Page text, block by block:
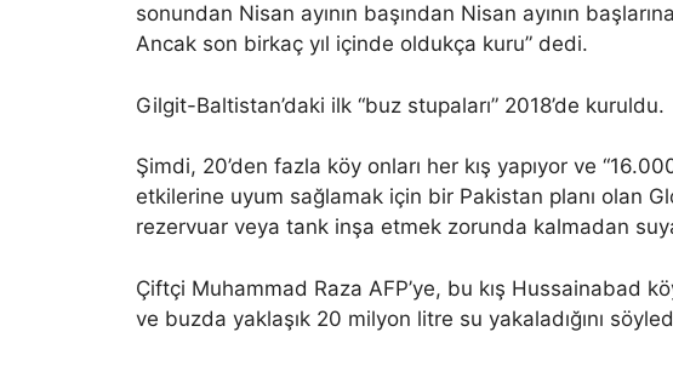
sonundan Nisan ayının başından Nisan ayının
Ancak son birkaç yıl içinde oldukça kuru” dedi.
Gilgit-Baltistan’daki ilk “buz stupaları” 2018’de kuruldu.
Şimdi, 20’den fazla köy onları her kış yapıyor ve
etkilerine uyum sağlamak için bir Pakistan planı olan
rezervuar veya tank inşa etmek zorunda kalmadan
Çiftçi Muhammad Raza AFP’ye, bu kış Hussainabad
ve buzda yaklaşık 20 milyon litre su yakaladığını